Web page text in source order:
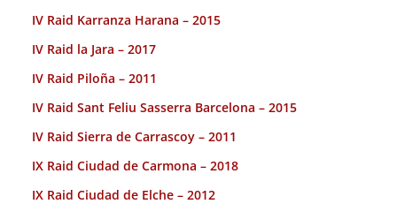
IV Raid Karranza Harana – 2015
IV Raid la Jara – 2017
IV Raid Piloña – 2011
IV Raid Sant Feliu Sasserra Barcelona – 2015
IV Raid Sierra de Carrascoy – 2011
IX Raid Ciudad de Carmona – 2018
IX Raid Ciudad de Elche – 2012